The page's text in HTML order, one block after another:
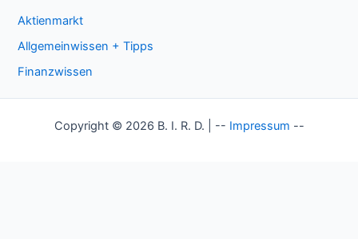
Aktienmarkt
Allgemeinwissen + Tipps
Finanzwissen
Copyright © 2026 B. I. R. D. | -- Impressum --